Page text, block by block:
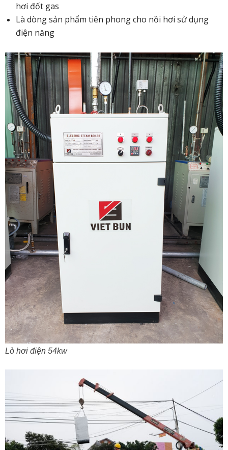
hơi đốt gas
Là dòng sản phẩm tiên phong cho nồi hơi sử dụng
điện năng
Lò hơi điện 54kw